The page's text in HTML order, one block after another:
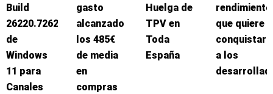
Build
26220.7262
de
Windows
11 para
Canales
gasto
alcanzado
los 485€
de media
en
compras
Huelga de
TPV en
Toda
España
rendimiento
que quiere
conquistar
a los